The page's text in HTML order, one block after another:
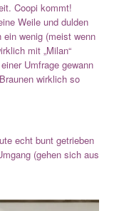
Coopi kommt!
Weile und dulden
wenig (meist wenn
mit „Milan“
Umfrage gewann
wirklich so
echt bunt getrieben
(gehen sich aus